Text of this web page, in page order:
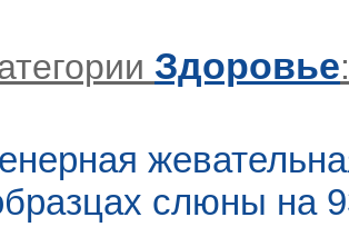
Здоровье:
слюны на